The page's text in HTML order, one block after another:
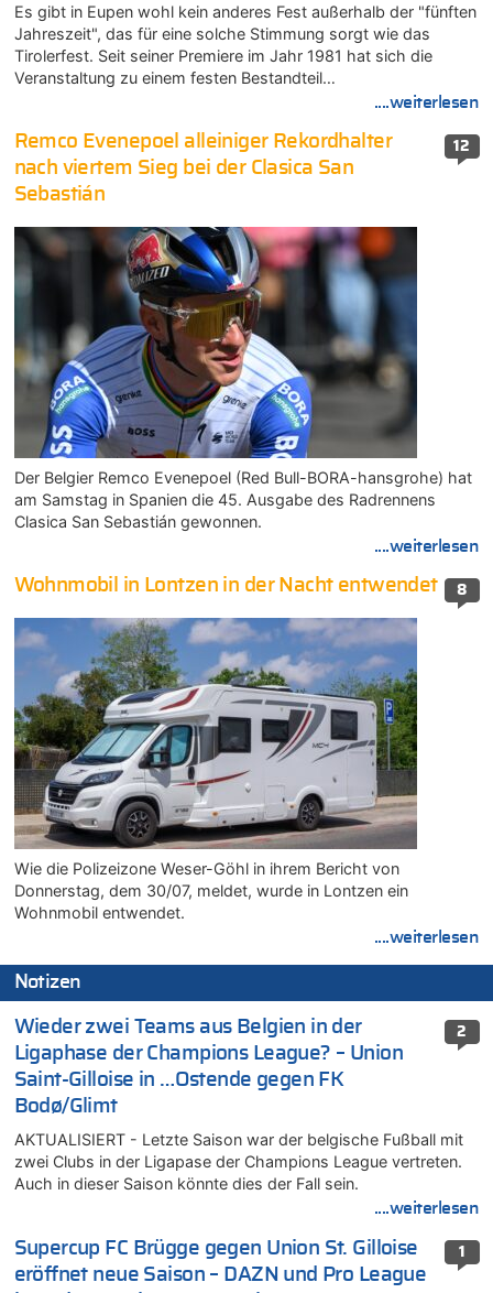
Es gibt in Eupen wohl kein anderes Fest außerhalb der "fünften
Jahreszeit", das für eine solche Stimmung sorgt wie das
Tirolerfest. Seit seiner Premiere im Jahr 1981 hat sich die
Veranstaltung zu einem festen Bestandteil…
....weiterlesen
12
Remco Evenepoel alleiniger Rekordhalter
nach viertem Sieg bei der Clasica San
Sebastián
Der Belgier Remco Evenepoel (Red Bull-BORA-hansgrohe) hat
am Samstag in Spanien die 45. Ausgabe des Radrennens
Clasica San Sebastián gewonnen.
....weiterlesen
8
Wohnmobil in Lontzen in der Nacht entwendet
Wie die Polizeizone Weser-Göhl in ihrem Bericht von
Donnerstag, dem 30/07, meldet, wurde in Lontzen ein
Wohnmobil entwendet.
....weiterlesen
Notizen
2
Wieder zwei Teams aus Belgien in der
Ligaphase der Champions League? – Union
Saint-Gilloise in …Ostende gegen FK
Bodø/Glimt
AKTUALISIERT - Letzte Saison war der belgische Fußball mit
zwei Clubs in der Ligapase der Champions League vertreten.
Auch in dieser Saison könnte dies der Fall sein.
....weiterlesen
1
Supercup FC Brügge gegen Union St. Gilloise
eröffnet neue Saison – DAZN und Pro League